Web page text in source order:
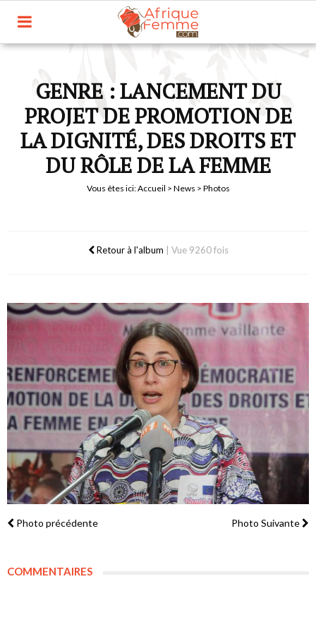
GENRE : LANCEMENT DU
PROJET DE PROMOTION DE
LA DIGNITÉ, DES DROITS ET
DU RÔLE DE LA FEMME
Vous êtes ici:Accueil > News > Photos
Retour à l'album Vue 9260 fois
Photo précédente Photo Suivante
COMMENTAIRES